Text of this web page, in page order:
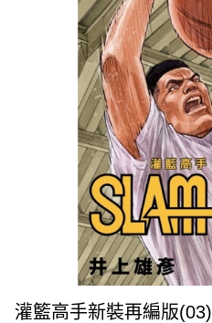
灌籃高手新裝再編版(03)